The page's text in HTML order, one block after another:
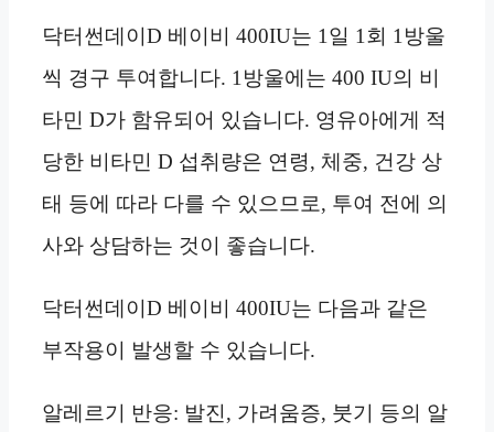
닥터썬데이D 베이비 400IU는 1일 1회 1방울
씩 경구 투여합니다. 1방울에는 400 IU의 비
타민 D가 함유되어 있습니다. 영유아에게 적
당한 비타민 D 섭취량은 연령, 체중, 건강 상
태 등에 따라 다를 수 있으므로, 투여 전에 의
사와 상담하는 것이 좋습니다.
닥터썬데이D 베이비 400IU는 다음과 같은
부작용이 발생할 수 있습니다.
알레르기 반응: 발진, 가려움증, 붓기 등의 알